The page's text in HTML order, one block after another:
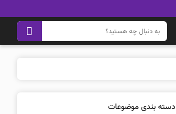
دسته بندی موضوعات